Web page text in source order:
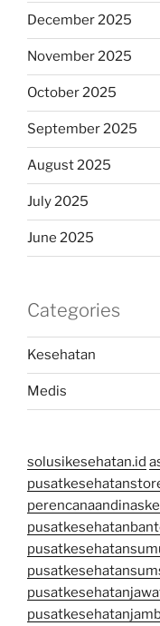
December 2025
November 2025
October 2025
September 2025
August 2025
July 2025
June 2025
Categories
Kesehatan
Medis
solusikesehatan.id